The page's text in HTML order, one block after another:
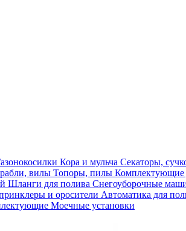
Кора и мульча Секаторы,
вилы Топоры, пилы Комплектующие
Шланги для полива Снегоуборочные
и оросители Автоматика для
Моечные установки